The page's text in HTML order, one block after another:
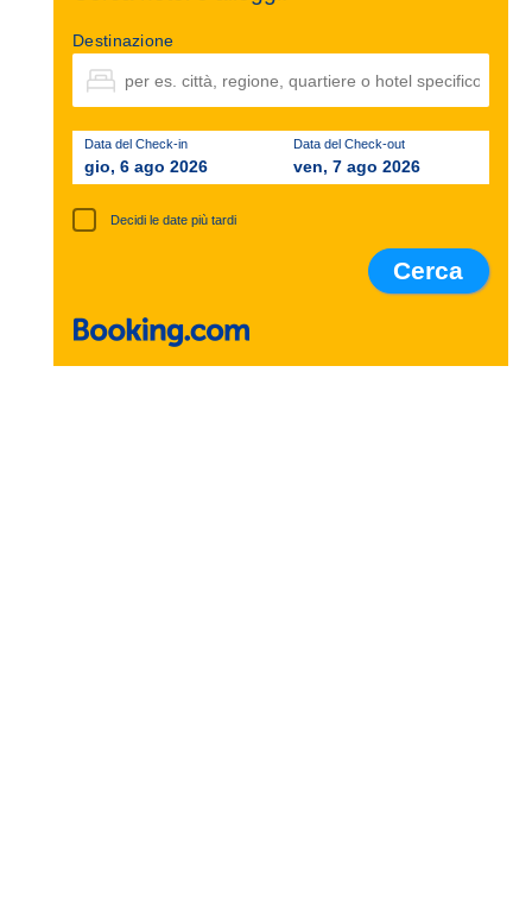
Destinazione
Data del Check-in
gio, 6 ago 2026
Data del Check-out
ven, 7 ago 2026
Decidi le date più tardi